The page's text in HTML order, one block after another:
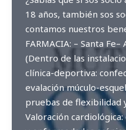
18 años, también sos
contamos nuestros
FARMACIA: – Santa
(Dentro de las
clínica-deportiva:
evalación múculo-
pruebas de flexibilidad
Valoración